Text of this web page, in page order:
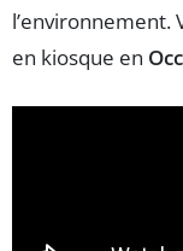
l’environnement.
en kiosque en